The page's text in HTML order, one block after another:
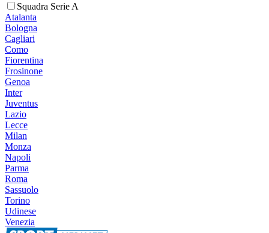
Squadra Serie A
Atalanta
Bologna
Cagliari
Como
Fiorentina
Frosinone
Genoa
Inter
Juventus
Lazio
Lecce
Milan
Monza
Napoli
Parma
Roma
Sassuolo
Torino
Udinese
Venezia